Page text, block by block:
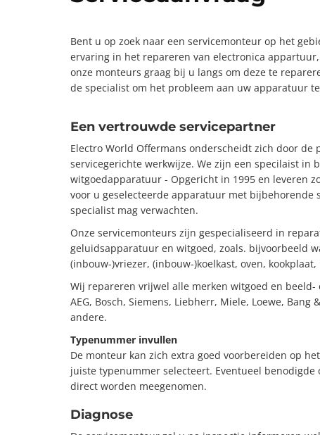
Bent u op zoek naar een servicemonteur op het
ervaring in het repareren van electronica
onze monteurs graag bij u langs om deze te
de specialist om het probleem aan uw apparatuur
Een vertrouwde servicepartner
Electro World Offermans onderscheidt zich door de
servicegerichte werkwijze. We zijn een specilaist in
witgoedapparatuur - Opgericht in 1995 en leveren
voor u geselecteerde apparatuur met bijbehorende
specialist mag verwachten.
Onze servicemonteurs zijn gespecialiseerd in
geluidsapparatuur en witgoed, zoals. bijvoorbeeld
(inbouw-)vriezer, (inbouw-)koelkast, oven,
Wij repareren vrijwel alle merken witgoed en
AEG, Bosch, Siemens, Liebherr, Miele, Loewe, Bang
andere.
Typenummer invullen
De monteur kan zich extra goed voorbereiden op
juiste typenummer selecteert. Eventueel
direct worden meegenomen.
Diagnose